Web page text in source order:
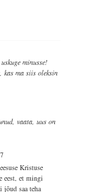
minusse!
kas ma siis oleksin
vaata, uus on
Kristuse
eest, et mingi
jõud saa teha